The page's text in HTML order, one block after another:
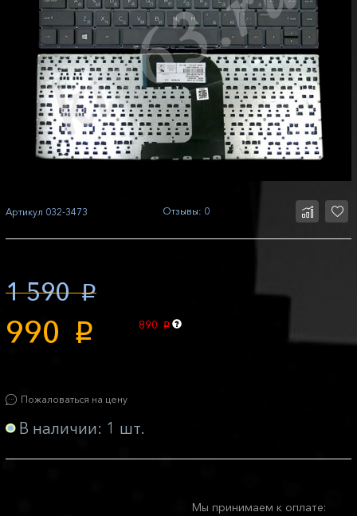
Артикул 032-3473 Отзывы: 0
1 590 p
990 p 890 p
Пожаловаться на цену
В наличии: 1 шт.
Мы принимаем к оплате: